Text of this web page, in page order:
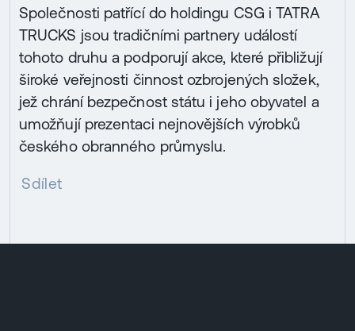
Společnosti patřící do holdingu CSG i TATRA
TRUCKS jsou tradičními partnery událostí
tohoto druhu a podporují akce, které přibližují
široké veřejnosti činnost ozbrojených složek,
jež chrání bezpečnost státu i jeho obyvatel a
umožňují prezentaci nejnovějších výrobků
českého obranného průmyslu.
Sdílet